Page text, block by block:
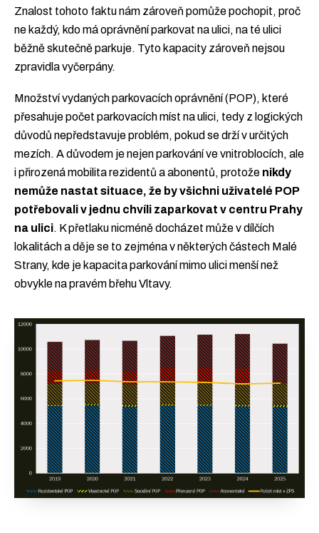
Znalost tohoto faktu nám zároveň pomůže pochopit, proč
ne každý, kdo má oprávnění parkovat na ulici, na té ulici
běžně skutečně parkuje. Tyto kapacity zároveň nejsou
zpravidla vyčerpány.
Množství vydaných parkovacích oprávnění (POP), které
přesahuje počet parkovacích míst na ulici, tedy z logických
důvodů nepředstavuje problém, pokud se drží v určitých
mezích. A důvodem je nejen parkování ve vnitroblocích, ale
i přirozená mobilita rezidentů a abonentů, protože nikdy
nemůže nastat situace, že by všichni uživatelé POP
potřebovali v jednu chvíli zaparkovat v centru Prahy
na ulici. K přetlaku nicméně docházet může v dílčích
lokalitách a děje se to zejména v některých částech Malé
Strany, kde je kapacita parkování mimo ulici menší než
obvykle na pravém břehu Vltavy.